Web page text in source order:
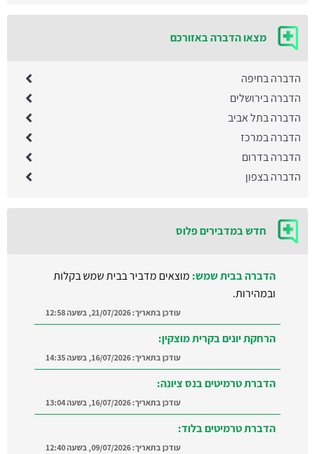
מצאו הדברה באזורכם
הדברה בחיפה
הדברה בירושלים
הדברה בתל אביב
הדברה במרכז
הדברה בדרום
הדברה בצפון
חדש במדבירים פלוס
הדברה בבית שמש: מוצאים מדביר בבית שמש בקלות
ובמהירות.
עודכן בתאריך:21/07/2026, בשעה 12:58
הרחקת יונים בקרית מוצקין:
עודכן בתאריך:16/07/2026, בשעה 14:35
הדברת טרמיטים בנס ציונה:
עודכן בתאריך:16/07/2026, בשעה 13:04
הדברת טרמיטים בלוד:
עודכן בתאריך:09/07/2026, בשעה 12:40